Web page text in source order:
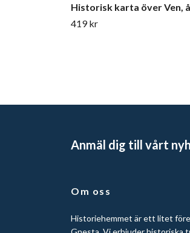
Historisk karta över Ven,
419 kr
Anmäl dig till vårt
Om oss
Historiehemmet är ett litet